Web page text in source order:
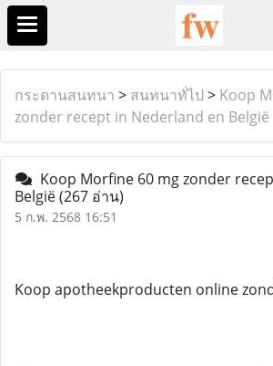
กระดานสนทนา > สนทนาทั่ไป > Koop
zonder recept in Nederland en België
Koop Morfine 60 mg zonder
België(267 อ่าน)
5 ก.พ. 2568 16:51
Koop apotheekproducten online